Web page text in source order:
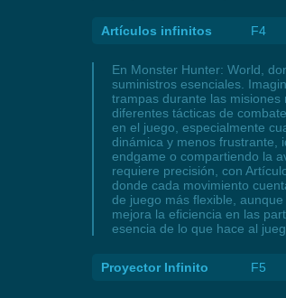
Artículos infinitos F4
En Monster Hunter: World,
suministros esenciales.
trampas durante las
diferentes tácticas de
en el juego, especialmente
dinámica y menos frustrante,
endgame o compartiendo la
requiere precisión, con
donde cada movimiento
de juego más flexible,
mejora la eficiencia en las
esencia de lo que hace al
Proyector Infinito F5